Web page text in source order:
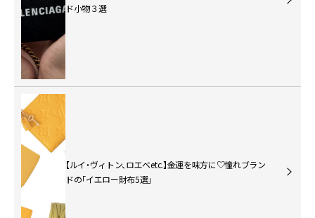
ド小物３選
【ルイ・ヴィトン、ロエベetc.】金運を味方に♡憧れブラン
ドの「イエロー財布5選」